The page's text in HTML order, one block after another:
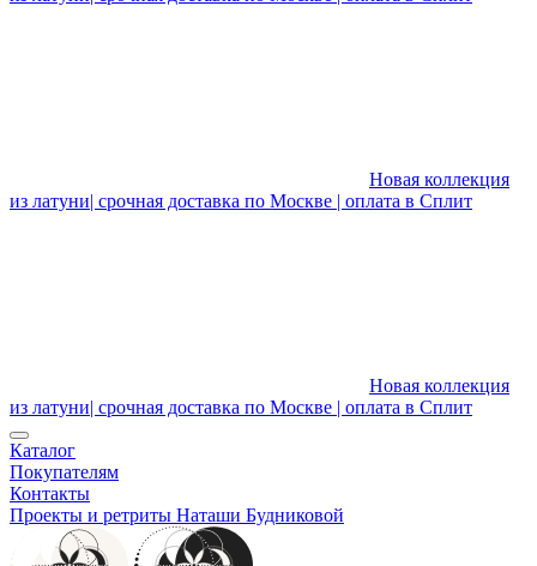
Новая коллекция
из латуни| срочная доставка по Москве | оплата в Сплит
Новая коллекция
из латуни| срочная доставка по Москве | оплата в Сплит
Каталог
Покупателям
Контакты
Проекты и ретриты Наташи Будниковой